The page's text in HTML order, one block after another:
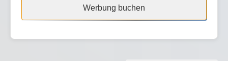
Werbung buchen